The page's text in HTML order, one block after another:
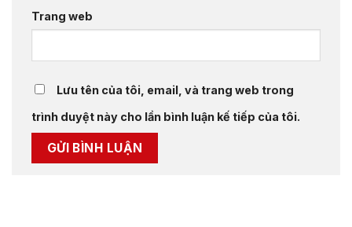
Trang web
Lưu tên của tôi, email, và trang web trong
trình duyệt này cho lần bình luận kế tiếp của tôi.